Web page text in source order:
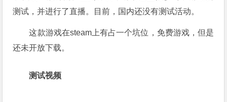
测试，并进行了直播。目前，国内还没有测试活动。
这款游戏在steam上有占一个坑位，免费游戏，但是
还未开放下载。
测试视频